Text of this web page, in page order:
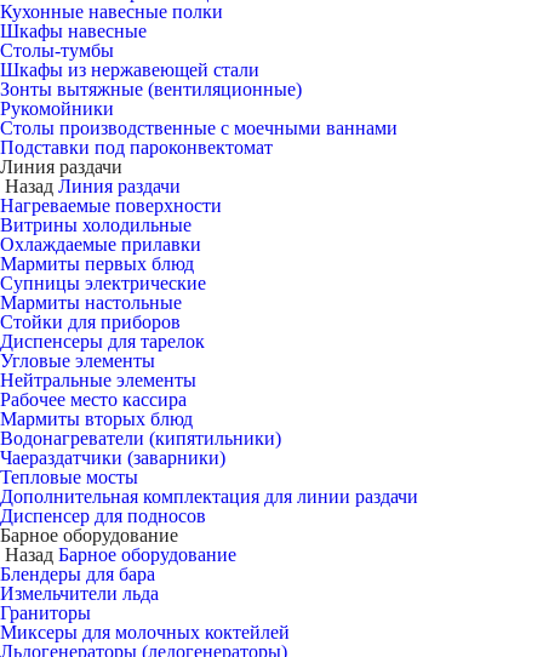
Кухонные навесные полки
Шкафы навесные
Столы-тумбы
Шкафы из нержавеющей стали
Зонты вытяжные (вентиляционные)
Рукомойники
Столы производственные с моечными ваннами
Подставки под пароконвектомат
Линия раздачи
Назад Линия раздачи
Нагреваемые поверхности
Витрины холодильные
Охлаждаемые прилавки
Мармиты первых блюд
Супницы электрические
Мармиты настольные
Стойки для приборов
Диспенсеры для тарелок
Угловые элементы
Нейтральные элементы
Рабочее место кассира
Мармиты вторых блюд
Водонагреватели (кипятильники)
Чаераздатчики (заварники)
Тепловые мосты
Дополнительная комплектация для линии раздачи
Диспенсер для подносов
Барное оборудование
Назад Барное оборудование
Блендеры для бара
Измельчители льда
Граниторы
Миксеры для молочных коктейлей
Льдогенераторы (ледогенераторы)